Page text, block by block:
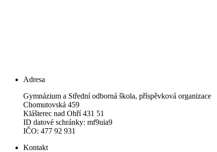
Adresa
Gymnázium a Střední odborná škola, příspěvková organizace
Chomutovská 459
Klášterec nad Ohří 431 51
ID datové schránky: mf9uia9
IČO: 477 92 931
Kontakt